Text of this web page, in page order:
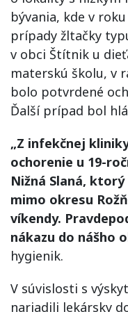
bývania, kde v
prípady žltačky
v obci Štítnik u
materskú školu, v
bolo potvrdené
Ďalší prípad bol
„Z infekčnej
ochorenie u 19-
Nižná Slaná,
mimo okresu
víkendy.
nákazu do nášho
hygienik.
V súvislosti s
nariadili lekársky